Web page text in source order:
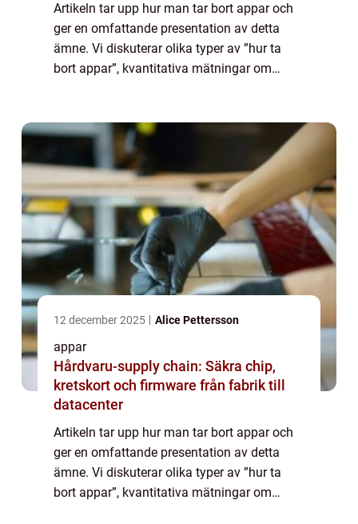
Artikeln tar upp hur man tar bort appar och
ger en omfattande presentation av detta
ämne. Vi diskuterar olika typer av ”hur ta
bort appar”, kvantitativa mätningar om
12 december 2025 Alice Pettersson
appar
Hårdvaru-supply chain: Säkra chip,
kretskort och firmware från fabrik till
datacenter
Artikeln tar upp hur man tar bort appar och
ger en omfattande presentation av detta
ämne. Vi diskuterar olika typer av ”hur ta
bort appar”, kvantitativa mätningar om